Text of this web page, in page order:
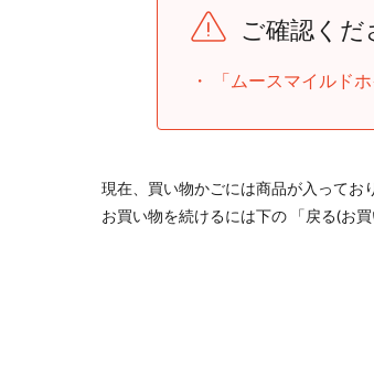
ご確認くだ
「ムースマイルド
現在、買い物かごには商品が入ってお
お買い物を続けるには下の 「戻る(お